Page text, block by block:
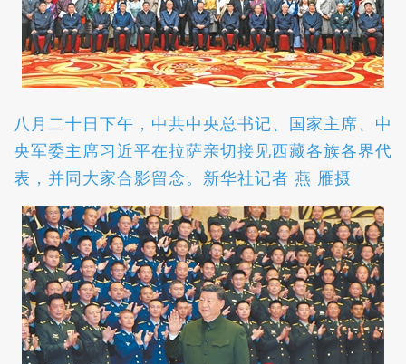
八月二十日下午，中共中央总书记、国家主席、中
央军委主席习近平在拉萨亲切接见西藏各族各界代
表，并同大家合影留念。新华社记者 燕 雁摄